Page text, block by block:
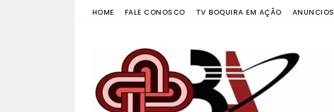
HOME FALE CONOSCO TV BOQUIRA EM AÇÃO ANUNCIOS